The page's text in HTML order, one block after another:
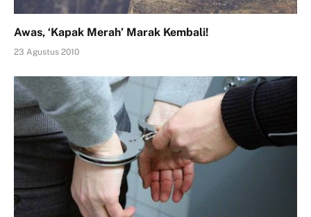
Awas, ‘Kapak Merah’ Marak Kembali!
23 Agustus 2010